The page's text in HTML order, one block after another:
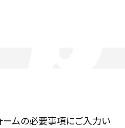
合わせ
ムの必要事項にご入力い